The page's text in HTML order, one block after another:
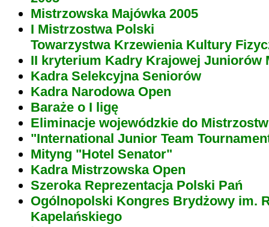
Mistrzowska Majówka 2005
I Mistrzostwa Polski
Towarzystwa Krzewienia Kultury
II kryterium Kadry Krajowej Juniorów
Kadra Selekcyjna Seniorów
Kadra Narodowa Open
Baraże o I ligę
Eliminacje wojewódzkie do
"International Junior Team
Mityng "Hotel Senator"
Kadra Mistrzowska Open
Szeroka Reprezentacja Polski Pań
Ogólnopolski Kongres Brydżowy im.
Kapelańskiego